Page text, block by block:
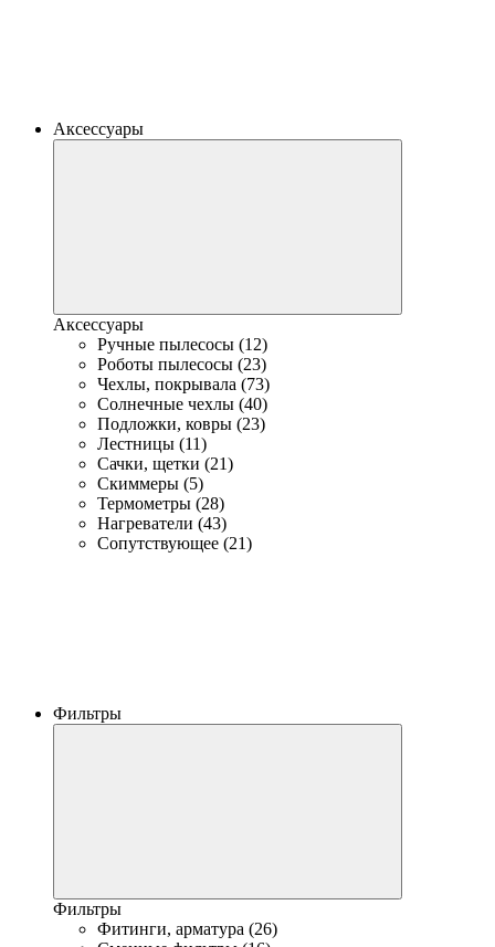
Аксессуары
Аксессуары
Ручные пылесосы (12)
Роботы пылесосы (23)
Чехлы, покрывала (73)
Солнечные чехлы (40)
Подложки, ковры (23)
Лестницы (11)
Сачки, щетки (21)
Скиммеры (5)
Термометры (28)
Нагреватели (43)
Сопутствующее (21)
Фильтры
Фильтры
Фитинги, арматура (26)